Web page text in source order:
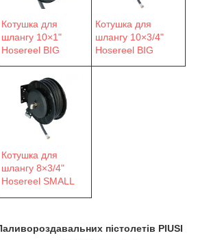
Котушка для
шлангу 10×1"
Hosereel BIG
Котушка для
шлангу 10×3/4"
Hosereel BIG
Котушка для
шлангу 8×3/4"
Hosereel SMALL
пістолетів PIUSI